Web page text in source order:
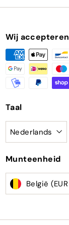
Wij accepteren
Taal
Nederlands
Munteenheid